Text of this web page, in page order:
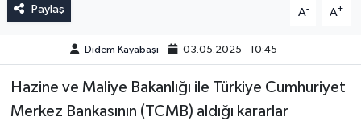
Paylaş A- A+
Didem Kayabaşı 03.05.2025 - 10:45
Hazine ve Maliye Bakanlığı ile Türkiye Cumhuriyet
Merkez Bankasının (TCMB) aldığı kararlar